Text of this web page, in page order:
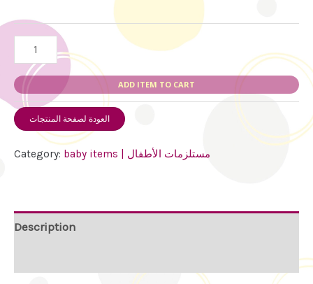
ADD ITEM TO CART
العودة لصفحة المنتجات
Category: baby items | مستلزمات الأطفال
Description